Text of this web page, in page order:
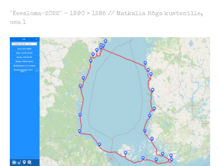
"Kesaloma-2022" - 1990 × 1285 // Matkalla Höga kustenille,
osa 1